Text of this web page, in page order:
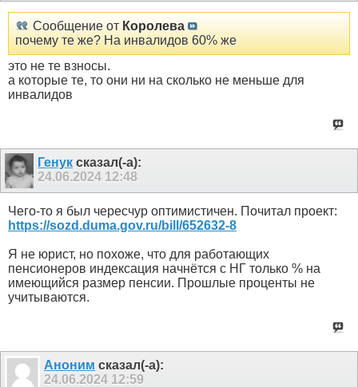
Сообщение от Королева
почему те же? На инвалидов 60% же
это не те взносы.
а которые те, то они ни на сколько не меньше для
инвалидов
Генук сказал(-а):
24.06.2024 12:48
Чего-то я был чересчур оптимистичен. Почитал проект:
https://sozd.duma.gov.ru/bill/652632-8
Я не юрист, но похоже, что для работающих
пенсионеров индексация начнётся с НГ только % на
имеющийся размер пенсии. Прошлые проценты не
учитываются.
Аноним сказал(-а):
24.06.2024 12:59